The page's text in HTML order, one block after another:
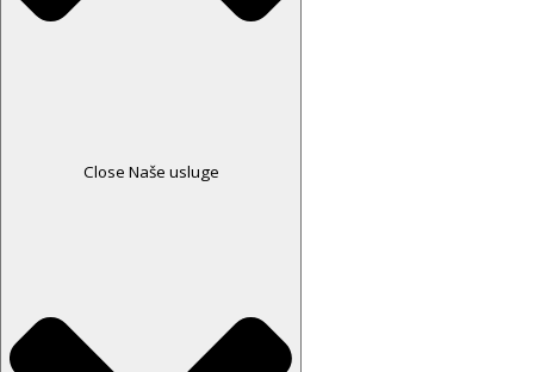
Close Naše usluge